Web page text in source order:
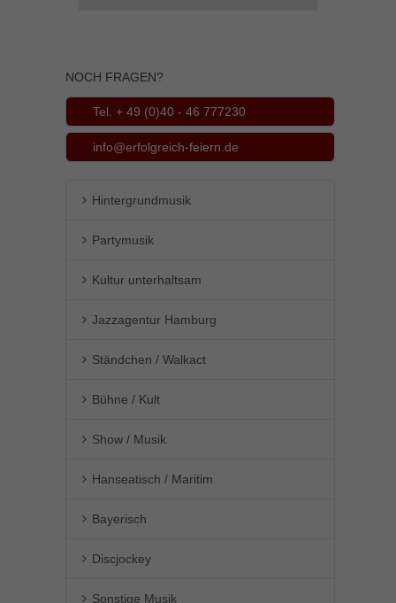
NOCH FRAGEN?
Tel. + 49 (0)40 - 46 777230
info@erfolgreich-feiern.de
Hintergrundmusik
Partymusik
Kultur unterhaltsam
Jazzagentur Hamburg
Ständchen / Walkact
Bühne / Kult
Show / Musik
Hanseatisch / Maritim
Bayerisch
Discjockey
Sonstige Musik
powered by Borlabs Cookie Datenschutzerklärung